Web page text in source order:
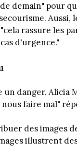
demain" pour
rassure les
d'urgence."
danger. Alicia
faire mal"
des images
illustrent